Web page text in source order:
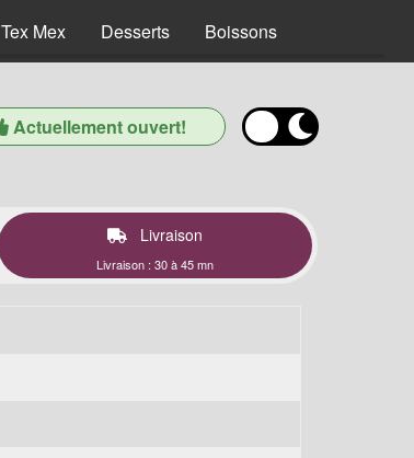
Tex Mex Desserts Boissons
Actuellement ouvert!
Livraison
Livraison : 30 à 45 mn